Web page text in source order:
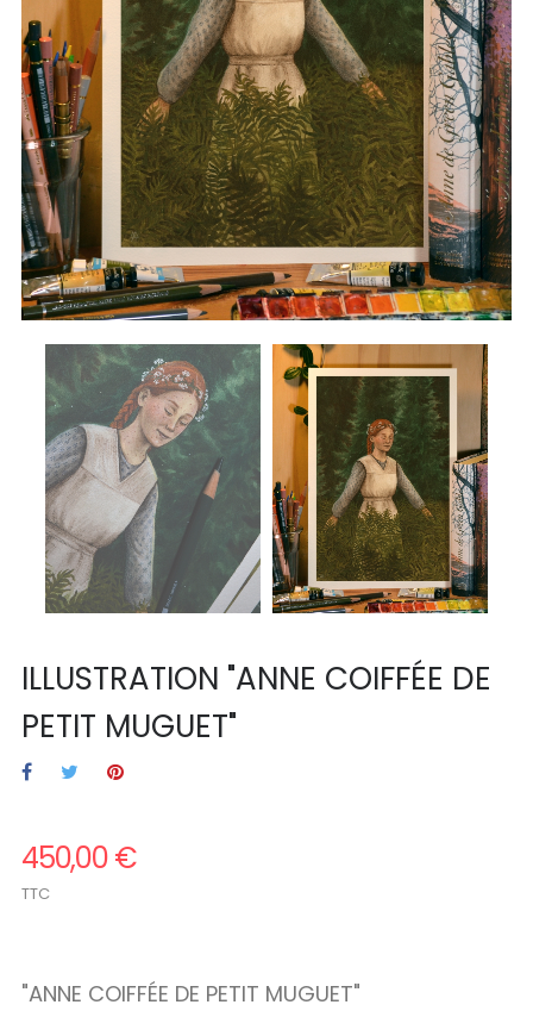
ILLUSTRATION "ANNE COIFFÉE DE
PETIT MUGUET"
450,00 €
TTC
"ANNE COIFFÉE DE PETIT MUGUET"